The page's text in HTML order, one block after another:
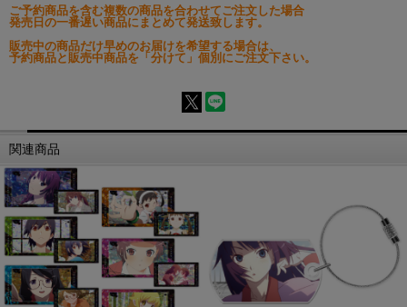
ご予約商品を含む複数の商品を合わせてご注文した場合
発売日の一番遅い商品にまとめて発送致します。
販売中の商品だけ早めのお届けを希望する場合は、
予約商品と販売中商品を「分けて」個別にご注文下さい。
関連商品